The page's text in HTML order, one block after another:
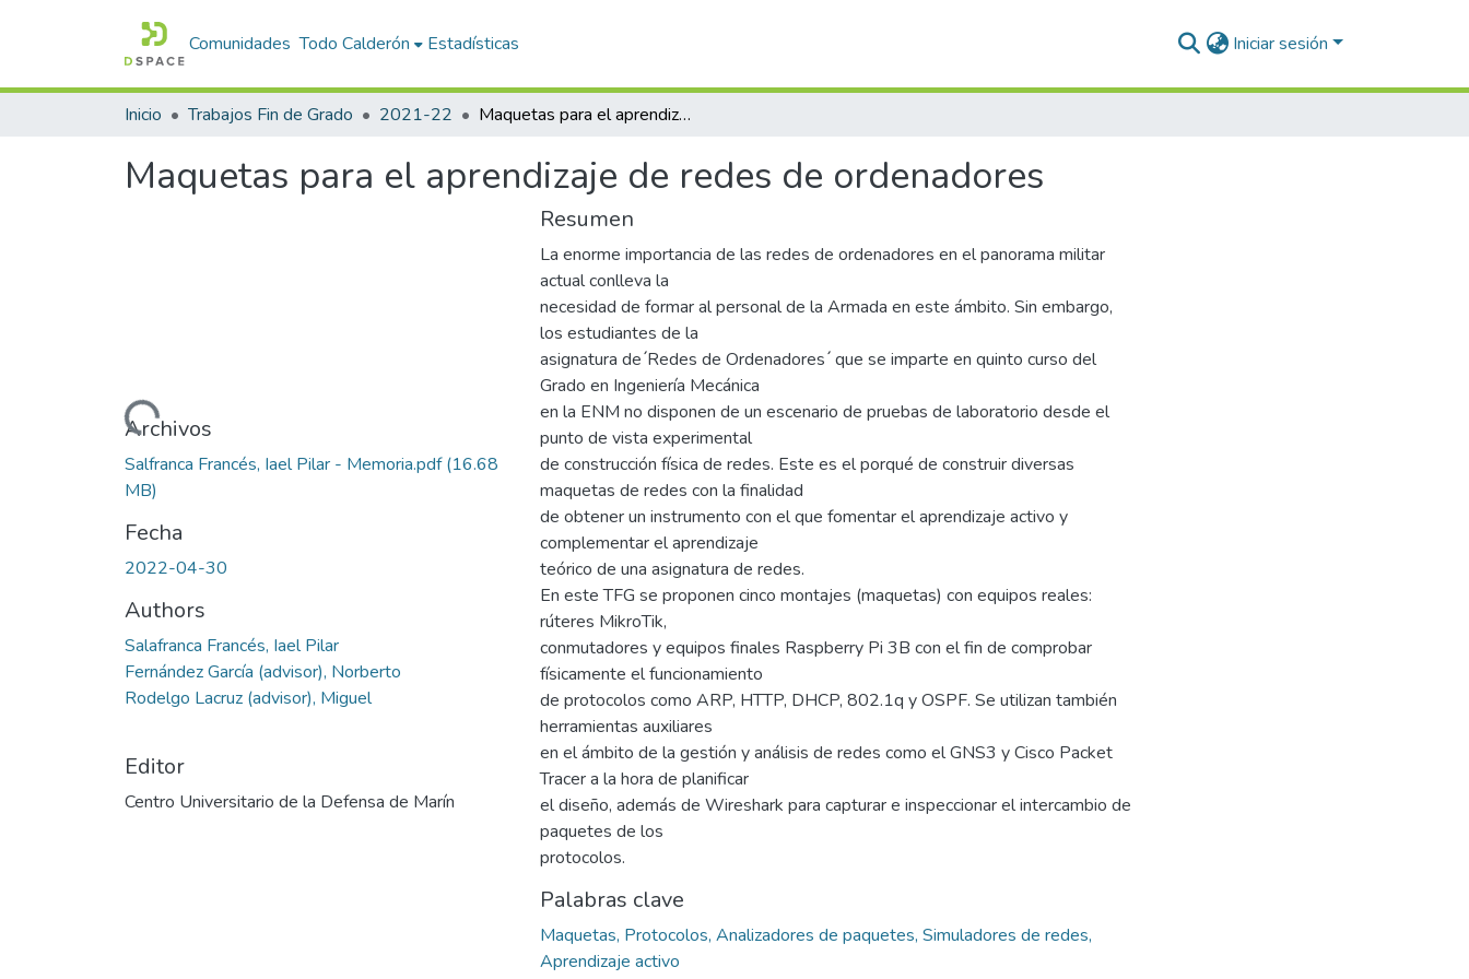
Comunidades Todo Calderón Estadísticas Iniciar sesión
Inicio Trabajos Fin de Grado 2021-22 Maquetas para el aprendizaje de redes de ordenadores
Maquetas para el aprendizaje de redes de ordenadores
Cargando...
Archivos
Salfranca Francés, Iael Pilar - Memoria.pdf(16.68
MB)
Fecha
2022-04-30
Authors
Salafranca Francés, Iael Pilar
Fernández García (advisor), Norberto
Rodelgo Lacruz (advisor), Miguel
Editor
Centro Universitario de la Defensa de Marín
Resumen
La enorme importancia de las redes de ordenadores en el panorama militar
actual conlleva la
necesidad de formar al personal de la Armada en este ámbito. Sin embargo,
los estudiantes de la
asignatura de ́Redes de Ordenadores ́ que se imparte en quinto curso del
Grado en Ingeniería Mecánica
en la ENM no disponen de un escenario de pruebas de laboratorio desde el
punto de vista experimental
de construcción física de redes. Este es el porqué de construir diversas
maquetas de redes con la finalidad
de obtener un instrumento con el que fomentar el aprendizaje activo y
complementar el aprendizaje
teórico de una asignatura de redes.
En este TFG se proponen cinco montajes (maquetas) con equipos reales:
rúteres MikroTik,
conmutadores y equipos finales Raspberry Pi 3B con el fin de comprobar
físicamente el funcionamiento
de protocolos como ARP, HTTP, DHCP, 802.1q y OSPF. Se utilizan también
herramientas auxiliares
en el ámbito de la gestión y análisis de redes como el GNS3 y Cisco Packet
Tracer a la hora de planificar
el diseño, además de Wireshark para capturar e inspeccionar el intercambio de
paquetes de los
protocolos.
Palabras clave
Maquetas, Protocolos, Analizadores de paquetes, Simuladores de redes,
Aprendizaje activo